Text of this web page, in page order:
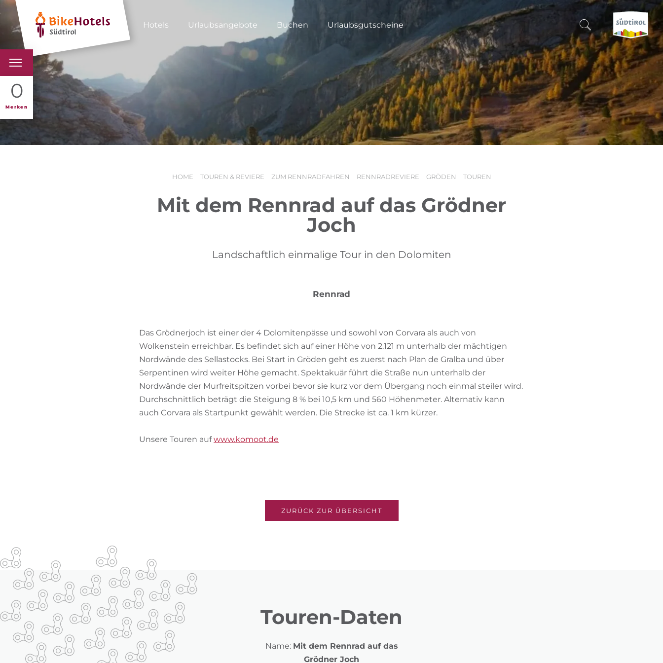
Hotels Urlaubsangebote Buchen Urlaubsgutscheine
0
Merken
BIKEHOTELS
HOTELS & PAKETE
TOUREN & REVIERE
SCHLUSSLICHTER
SUCHEN & BUCHEN
ENTDECKE SÜDTIROL
WANN?
-
HOME TOUREN & REVIERE ZUM RENNRADFAHREN RENNRADREVIERE GRÖDEN TOUREN
Mit dem Rennrad auf das Grödner
Joch
Landschaftlich einmalige Tour in den Dolomiten
Rennrad
Das Grödnerjoch ist einer der 4 Dolomitenpässe und sowohl von Corvara als auch von
Wolkenstein erreichbar. Es befindet sich auf einer Höhe von 2.121 m unterhalb der mächtigen
Nordwände des Sellastocks. Bei Start in Gröden geht es zuerst nach Plan de Gralba und über
Serpentinen wird weiter Höhe gemacht. Spektakuär führt die Straße nun unterhalb der
Nordwände der Murfreitspitzen vorbei bevor sie kurz vor dem Übergang noch einmal steiler wird.
Durchschnittlich beträgt die Steigung 8 % bei 10,5 km und 560 Höhenmeter. Alternativ kann
auch Corvara als Startpunkt gewählt werden. Die Strecke ist ca. 1 km kürzer.
Unsere Touren aufwww.komoot.de
ZURÜCK ZUR ÜBERSICHT
Touren-Daten
Name: Mit dem Rennrad auf das
Grödner Joch